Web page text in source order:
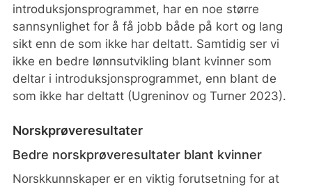
introduksjonsprogrammet, har en noe større
sannsynlighet for å få jobb både på kort og lang
sikt enn de som ikke har deltatt. Samtidig ser vi
ikke en bedre lønnsutvikling blant kvinner som
deltar i introduksjonsprogrammet, enn blant de
som ikke har deltatt (Ugreninov og Turner 2023).
Norskprøveresultater
Bedre norskprøveresultater blant kvinner
Norskkunnskaper er en viktig forutsetning for at